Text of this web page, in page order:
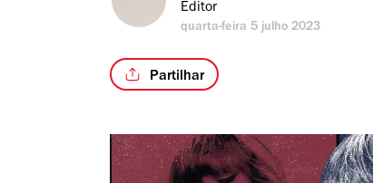
Editor
quarta-feira 5 julho 2023
Partilhar